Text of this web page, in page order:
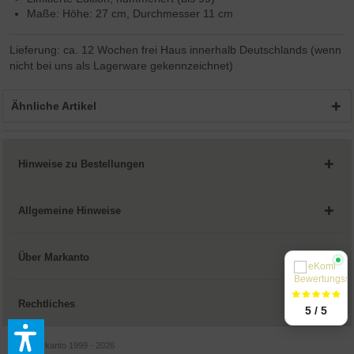
Maße: Höhe: 27 cm, Durchmesser 11 cm
Lieferung: ca. 12 Wochen frei Haus innerhalb Deutschlands (wenn
nicht bei uns als Lagerware gekennzeichnet)
Ähnliche Artikel
Hinweise zu Bestellungen
Allgemeine Hinweise
Über Markanto
Rechtliches
© by Markanto 1999 - 2026
5 / 5